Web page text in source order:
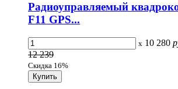
Радиоуправляемый
F11 GPS...
x 10 280
12 239
Скидка 16%